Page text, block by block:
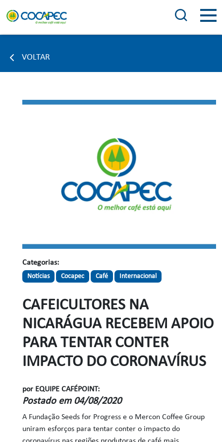
VOLTAR
Categorias:
Notícias Cocapec Café Internacional
CAFEICULTORES NA
NICARÁGUA RECEBEM APOIO
PARA TENTAR CONTER
IMPACTO DO CORONAVÍRUS
por EQUIPE CAFÉPOINT:
Postado em 04/08/2020
A Fundação Seeds for Progress e o Mercon Coffee Group
uniram esforços para tentar conter o impacto do